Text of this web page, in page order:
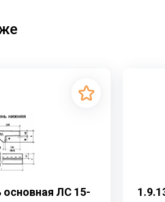
основная ЛС 15-